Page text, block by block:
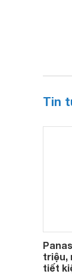
Tin
triệu,
tiết